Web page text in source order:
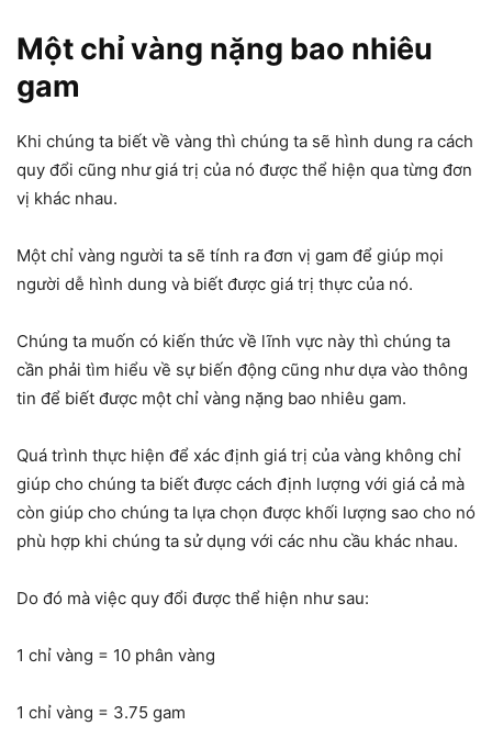
Một chỉ vàng nặng bao nhiêu
gam
Khi chúng ta biết về vàng thì chúng ta sẽ hình dung ra cách
quy đổi cũng như giá trị của nó được thể hiện qua từng đơn
vị khác nhau.
Một chỉ vàng người ta sẽ tính ra đơn vị gam để giúp mọi
người dễ hình dung và biết được giá trị thực của nó.
Chúng ta muốn có kiến thức về lĩnh vực này thì chúng ta
cần phải tìm hiểu về sự biến động cũng như dựa vào thông
tin để biết được một chỉ vàng nặng bao nhiêu gam.
Quá trình thực hiện để xác định giá trị của vàng không chỉ
giúp cho chúng ta biết được cách định lượng với giá cả mà
còn giúp cho chúng ta lựa chọn được khối lượng sao cho nó
phù hợp khi chúng ta sử dụng với các nhu cầu khác nhau.
Do đó mà việc quy đổi được thể hiện như sau:
1 chỉ vàng = 10 phân vàng
1 chỉ vàng = 3.75 gam